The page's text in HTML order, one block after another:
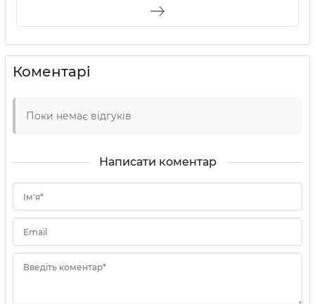
Коментарі
Поки немає відгуків
Написати коментар
Ім'я*
Email
Введіть коментар*